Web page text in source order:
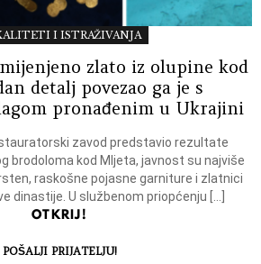
I ISTRAŽIVANJA
zlato iz olupine kod
detalj povezao ga je s
pronađenim u Ukrajini
zavod predstavio rezultate
brodoloma kod Mljeta, javnost su najviše
raskošne pojasne garniture i zlatnici
dinastije. U službenom priopćenju […]
OTKRIJ!
POŠALJI PRIJATELJU!